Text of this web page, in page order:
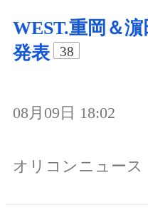
WEST.重岡＆
発表
38
08月09日 18:02
オリコンニュース